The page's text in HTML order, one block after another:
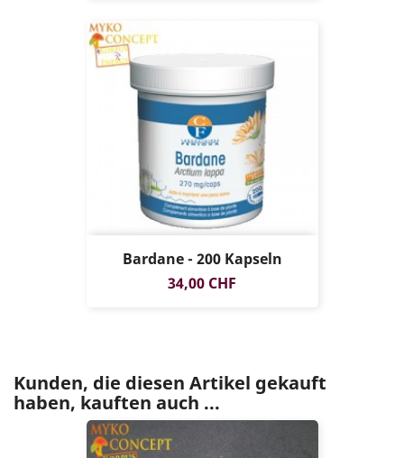
Bardane - 200 Kapseln
Preis
34,00 CHF
Kunden, die diesen Artikel gekauft
haben, kauften auch ...